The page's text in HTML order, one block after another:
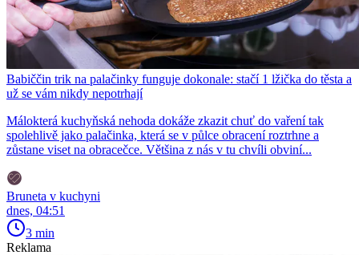
Babiččin trik na palačinky funguje dokonale: stačí 1 lžička do těsta a
už se vám nikdy nepotrhají
Málokterá kuchyňská nehoda dokáže zkazit chuť do vaření tak
spolehlivě jako palačinka, která se v půlce obracení roztrhne a
zůstane viset na obracečce. Většina z nás v tu chvíli obviní...
Bruneta v kuchyni
dnes, 04:51
3 min
Reklama